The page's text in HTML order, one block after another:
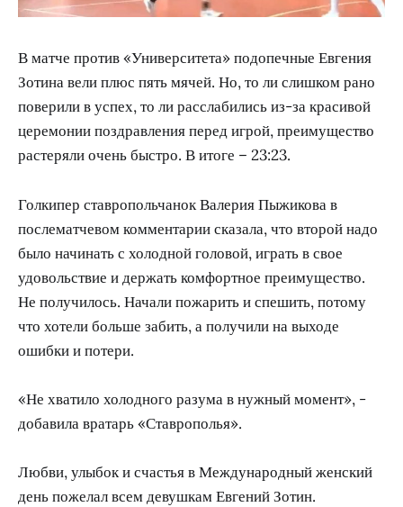
В матче против «Университета» подопечные Евгения
Зотина вели плюс пять мячей. Но, то ли слишком рано
поверили в успех, то ли расслабились из-за красивой
церемонии поздравления перед игрой, преимущество
растеряли очень быстро. В итоге – 23:23.
Голкипер ставропольчанок Валерия Пыжикова в
послематчевом комментарии сказала, что второй надо
было начинать с холодной головой, играть в свое
удовольствие и держать комфортное преимущество.
Не получилось. Начали пожарить и спешить, потому
что хотели больше забить, а получили на выходе
ошибки и потери.
«Не хватило холодного разума в нужный момент», -
добавила вратарь «Ставрополья».
Любви, улыбок и счастья в Международный женский
день пожелал всем девушкам Евгений Зотин.